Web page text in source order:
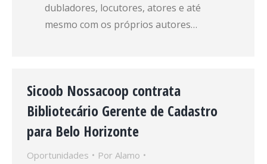
dubladores, locutores, atores e até
mesmo com os próprios autores…
Sicoob Nossacoop contrata
Bibliotecário Gerente de Cadastro
para Belo Horizonte
Oportunidades Por Alamo